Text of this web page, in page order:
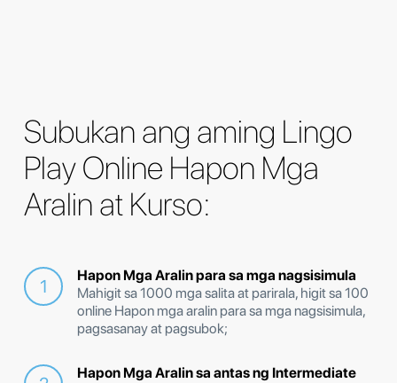
Subukan ang aming Lingo
Play Online Hapon Mga
Aralin at Kurso:
Hapon Mga Aralin para sa mga nagsisimula
Mahigit sa 1000 mga salita at parirala, higit sa 100
online Hapon mga aralin para sa mga nagsisimula,
pagsasanay at pagsubok;
Hapon Mga Aralin sa antas ng Intermediate